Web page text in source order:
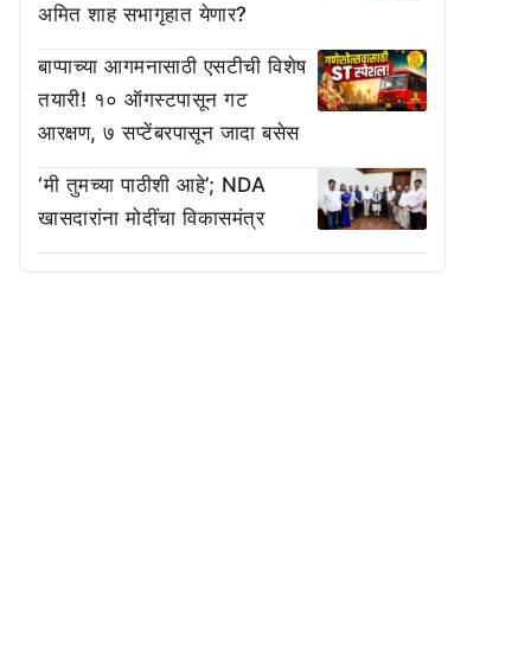
अमित शाह सभागृहात येणार?
बाप्पाच्या आगमनासाठी एसटीची विशेष
तयारी! १० ऑगस्टपासून गट
आरक्षण, ७ सप्टेंबरपासून जादा बसेस
‘मी तुमच्या पाठीशी आहे’; NDA
खासदारांना मोदींचा विकासमंत्र